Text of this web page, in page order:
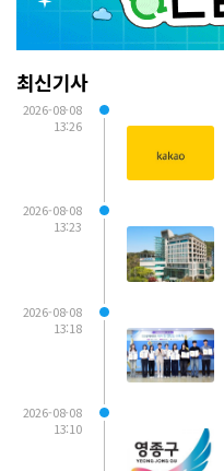
최신기사
2026-08-08
13:26
2026-08-08
13:23
2026-08-08
13:18
2026-08-08
13:10